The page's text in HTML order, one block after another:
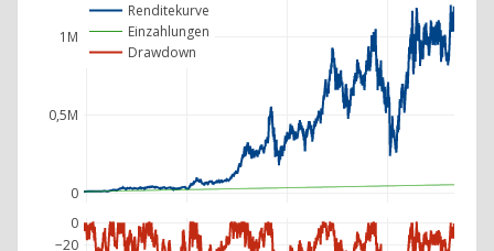
0
0,5M
1M
−20
0
Renditekurve
Einzahlungen
Drawdown